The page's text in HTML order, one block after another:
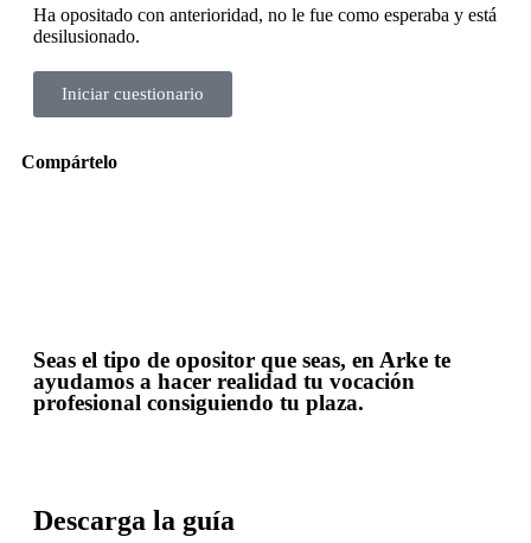
Ha opositado con anterioridad, no le fue como esperaba y está
desilusionado.
Iniciar cuestionario
Compártelo
Seas el tipo de opositor que seas, en Arke te
ayudamos a hacer realidad tu vocación
profesional consiguiendo tu plaza.
Descarga la guía